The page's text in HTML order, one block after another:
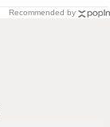
Recommended by